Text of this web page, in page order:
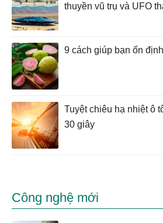
thuyền vũ trụ và UFO
9 cách giúp bạn ổn
Tuyệt chiêu hạ nhiệt ô
30 giây
Công nghệ mới